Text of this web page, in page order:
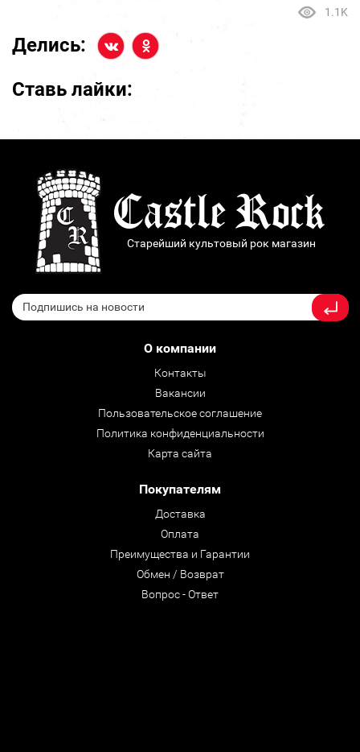
1.1K
Делись:
Ставь лайки:
Старейший культовый рок магазин
О компании
Контакты
Вакансии
Пользовательское соглашение
Политика конфиденциальности
Карта сайта
Покупателям
Доставка
Оплата
Преимущества и Гарантии
Обмен / Возврат
Вопрос - Ответ